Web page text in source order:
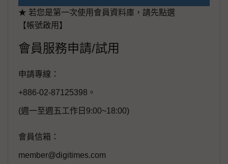
★ 若您是第一次使用會員資料庫，請先點選
【帳號啟用】
會員服務申請/試用
申請專線：
+886-02-87125398。
(週一至週五工作日9:00~18:00)
會員信箱：
member@digitimes.com